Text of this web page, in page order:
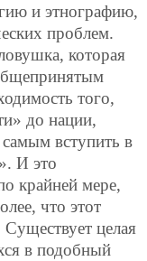
и этнографию,
проблем.
которая
того,
до нации,
самым вступить в
И это
крайней мере,
что этот
целая
в подобный